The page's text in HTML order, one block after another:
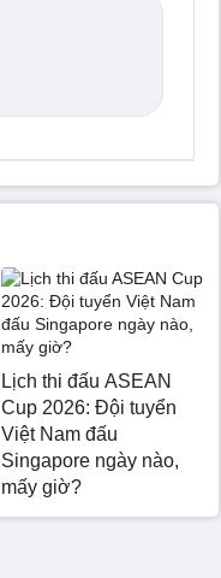
Lịch thi đấu ASEAN
Cup 2026: Đội tuyển
Việt Nam đấu
Singapore ngày nào,
mấy giờ?